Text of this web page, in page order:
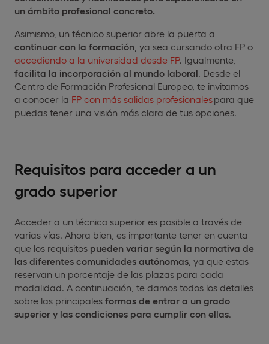
un ámbito profesional concreto.
Asimismo, un técnico superior abre la puerta a
continuar con la formación , ya sea cursando otra FP o
accediendo a la universidad desde FP. Igualmente,
facilita la incorporación al mundo laboral . Desde el
Centro de Formación Profesional Europeo, te invitamos
a conocer la FP con más salidas profesionalespara que
puedas tener una visión más clara de tus opciones.
Requisitos para acceder a un
grado superior
Acceder a un técnico superior es posible a través de
varias vías. Ahora bien, es importante tener en cuenta
que los requisitos pueden variar según la normativa de
las diferentes comunidades autónomas , ya que estas
reservan un porcentaje de las plazas para cada
modalidad. A continuación, te damos todos los detalles
sobre las principales formas de entrar a un grado
superior y las condiciones para cumplir con ellas